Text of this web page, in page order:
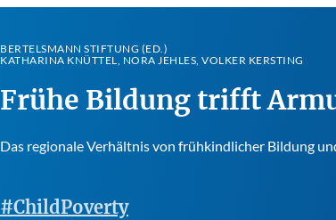
BERTELSMANN STIFTUNG (ED.)
KATHARINA KNÜTTEL, NORA JEHLES, VOLKER KERSTING
Frühe Bildung trifft
Das regionale Verhältnis von frühkindlicher Bildung
#ChildPoverty